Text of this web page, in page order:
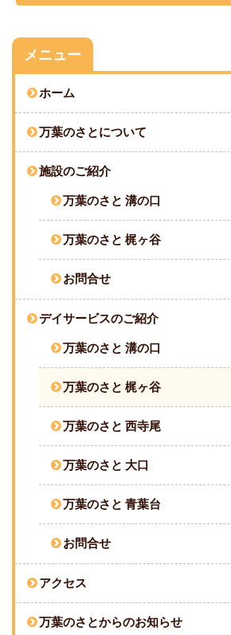
メニュー
ホーム
万葉のさとについて
施設のご紹介
万葉のさと 溝の口
万葉のさと 梶ヶ谷
お問合せ
デイサービスのご紹介
万葉のさと 溝の口
万葉のさと 梶ヶ谷
万葉のさと 西寺尾
万葉のさと 大口
万葉のさと 青葉台
お問合せ
アクセス
万葉のさとからのお知らせ